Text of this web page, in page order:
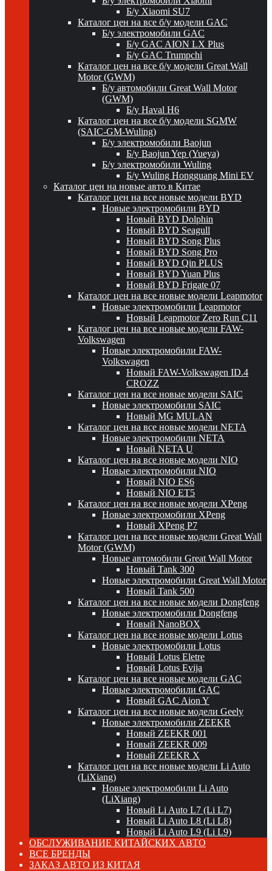
Б/у Xiaomi SU7
Каталог цен на все б/у модели GAC
Б/у электромобили GAC
Б/у GAC AION LX Plus
Б/у GAC Trumpchi
Каталог цен на все б/у модели Great Wall
Motor (GWM)
Б/у автомобили Great Wall Motor
(GWM)
Б/у Haval H6
Каталог цен на все б/у модели SGMW
(SAIC-GM-Wuling)
Б/у электромобили Baojun
Б/у Baojun Yep (Yueya)
Б/у электромобили Wuling
Б/у Wuling Hongguang Mini EV
Каталог цен на новые авто в Китае
Каталог цен на все новые модели BYD
Новые электромобили BYD
Новый BYD Dolphin
Новый BYD Seagull
Новый BYD Song Plus
Новый BYD Song Pro
Новый BYD Qin PLUS
Новый BYD Yuan Plus
Новый BYD Frigate 07
Каталог цен на все новые модели Leapmotor
Новые электромобили Leapmotor
Новый Leapmotor Zero Run C11
Каталог цен на все новые модели FAW-
Volkswagen
Новые электромобили FAW-
Volkswagen
Новый FAW-Volkswagen ID.4
CROZZ
Каталог цен на все новые модели SAIC
Новые электромобили SAIC
Новый MG MULAN
Каталог цен на все новые модели NETA
Новые электромобили NETA
Новый NETA U
Каталог цен на все новые модели NIO
Новые электромобили NIO
Новый NIO ES6
Новый NIO ET5
Каталог цен на все новые модели XPeng
Новые электромобили XPeng
Новый XPeng P7
Каталог цен на все новые модели Great Wall
Motor (GWM)
Новые автомобили Great Wall Motor
Новый Tank 300
Новые электромобили Great Wall Motor
Новый Tank 500
Каталог цен на все новые модели Dongfeng
Новые электромобили Dongfeng
Новый NanoBOX
Каталог цен на все новые модели Lotus
Новые электромобили Lotus
Новый Lotus Eletre
Новый Lotus Evija
Каталог цен на все новые модели GAC
Новые электромобили GAC
Новый GAC Aion Y
Каталог цен на все новые модели Geely
Новые электромобили ZEEKR
Новый ZEEKR 001
Новый ZEEKR 009
Новый ZEEKR X
Каталог цен на все новые модели Li Auto
(LiXiang)
Новые электромобили Li Auto
(LiXiang)
Новый Li Auto L7 (Li L7)
Новый Li Auto L8 (Li L8)
Новый Li Auto L9 (Li L9)
ОБСЛУЖИВАНИЕ КИТАЙСКИХ АВТО
ВСЕ БРЕНДЫ
ЗАКАЗ АВТО ИЗ КИТАЯ